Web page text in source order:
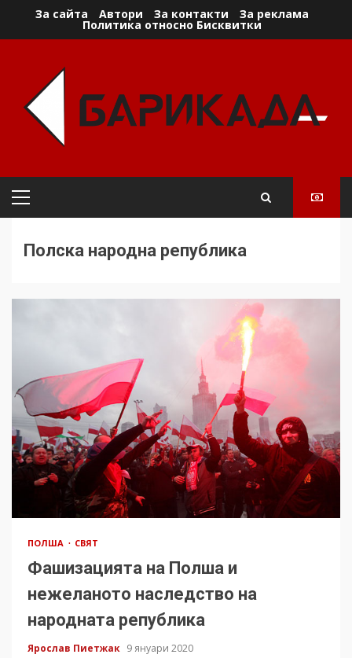
За сайта Автори За контакти За реклама
Политика относно Бисквитки
Primary
Полска народна република
ПОЛША СВЯТ
Фашизацията на Полша и
нежеланото наследство на
народната република
Ярослав Пиетжак 9 януари 2020